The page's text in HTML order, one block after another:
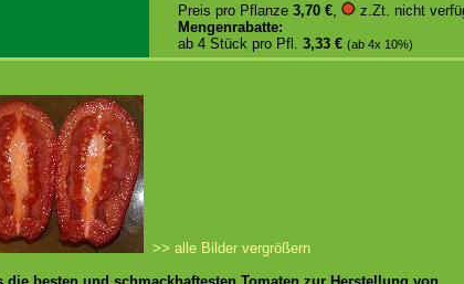
Preis pro Pflanze 3,70 €,
z.Zt. nicht
Mengenrabatte:
ab 4 Stück pro Pfl. 3,33 € (ab 4x 10%)
>> alle Bilder vergrößern